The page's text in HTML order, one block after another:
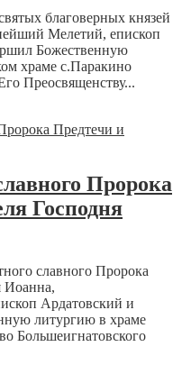
благоверных князей
Мелетий, епископ
Божественную
храме с.Паракино
Преосвященству...
Пророка
Господня
славного Пророка
Иоанна,
Ардатовский и
литургию в храме
Большеигнатовского